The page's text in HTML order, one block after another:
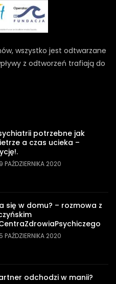
wszystko jest odtwarzane
z odtworzeń trafiają do
potrzebne jak
a czas ucieka –
PAŹDZIERNIKA 2020
się w domu? – rozmowa z
PAŹDZIERNIKA 2020
odchodzi w manii?